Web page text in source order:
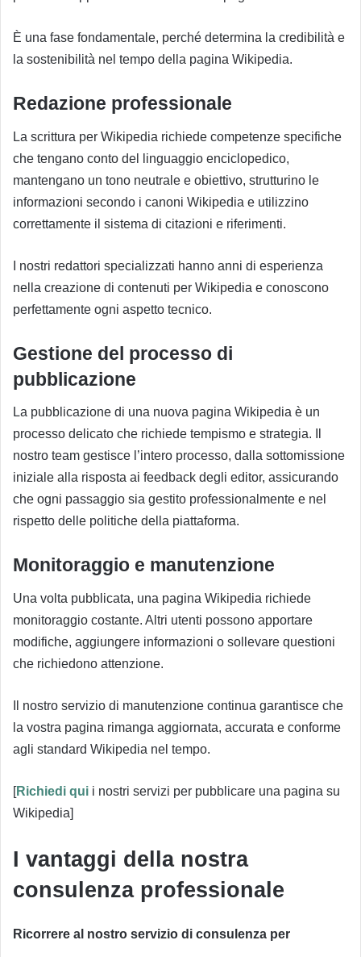
È una fase fondamentale, perché determina la credibilità e
la sostenibilità nel tempo della pagina Wikipedia.
Redazione professionale
La scrittura per Wikipedia richiede competenze specifiche
che tengano conto del linguaggio enciclopedico,
mantengano un tono neutrale e obiettivo, strutturino le
informazioni secondo i canoni Wikipedia e utilizzino
correttamente il sistema di citazioni e riferimenti.
I nostri redattori specializzati hanno anni di esperienza
nella creazione di contenuti per Wikipedia e conoscono
perfettamente ogni aspetto tecnico.
Gestione del processo di
pubblicazione
La pubblicazione di una nuova pagina Wikipedia è un
processo delicato che richiede tempismo e strategia. Il
nostro team gestisce l’intero processo, dalla sottomissione
iniziale alla risposta ai feedback degli editor, assicurando
che ogni passaggio sia gestito professionalmente e nel
rispetto delle politiche della piattaforma.
Monitoraggio e manutenzione
Una volta pubblicata, una pagina Wikipedia richiede
monitoraggio costante. Altri utenti possono apportare
modifiche, aggiungere informazioni o sollevare questioni
che richiedono attenzione.
Il nostro servizio di manutenzione continua garantisce che
la vostra pagina rimanga aggiornata, accurata e conforme
agli standard Wikipedia nel tempo.
[Richiedi qui i nostri servizi per pubblicare una pagina su
Wikipedia]
I vantaggi della nostra
consulenza professionale
Ricorrere al nostro servizio di consulenza per